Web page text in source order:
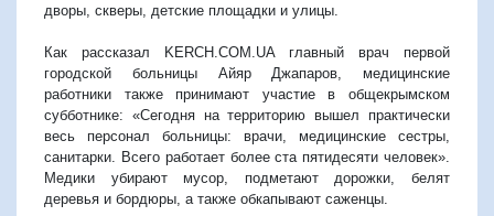
дворы, скверы, детские площадки и улицы.
Как рассказал KERCH.COM.UA главный врач первой
городской больницы Айяр Джапаров, медицинские
работники также принимают участие в общекрымском
субботнике: «Сегодня на территорию вышел практически
весь персонал больницы: врачи, медицинские сестры,
санитарки. Всего работает более ста пятидесяти человек».
Медики убирают мусор, подметают дорожки, белят
деревья и бордюры, а также обкапывают саженцы.